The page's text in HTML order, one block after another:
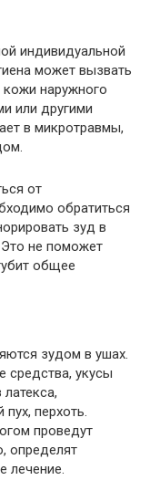
индивидуальной
может вызвать
кожи наружного
или другими
в микротравмы,
от
обратиться
зуд в
Это не поможет
общее
зудом в ушах.
средства, укусы
перхоть.
проведут
определят
лечение.